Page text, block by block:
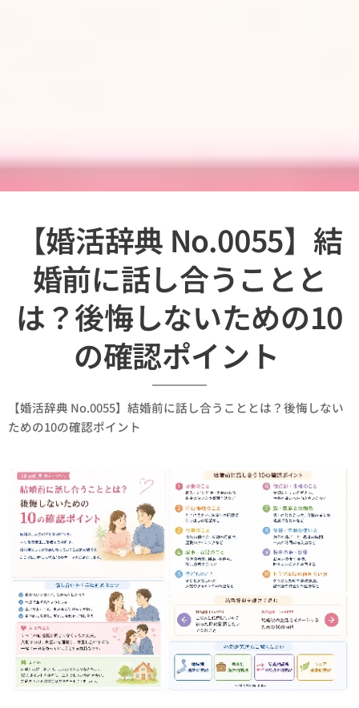
【婚活辞典 No.0055】結
婚前に話し合うことと
は？後悔しないための10
の確認ポイント
【婚活辞典 No.0055】結婚前に話し合うこととは？後悔しない
ための10の確認ポイント